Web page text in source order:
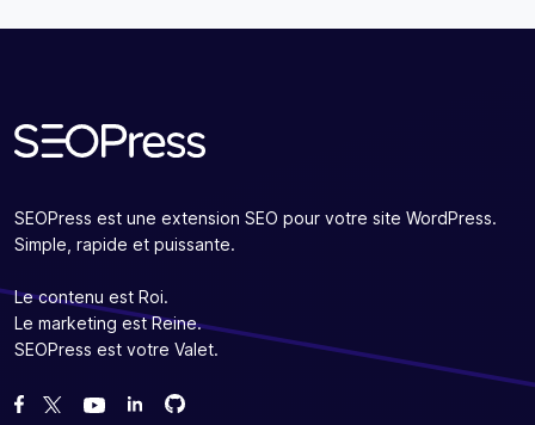
SEOPress est une extension SEO pour votre site WordPress.
Simple, rapide et puissante.
Le contenu est Roi.
Le marketing est Reine.
SEOPress est votre Valet.
Likez notre page Facebook
Suivez-nous sur Twitter
Nous voir sur YouTube
Forcez-nous sur GitHub
Forcez-nous sur GitHub